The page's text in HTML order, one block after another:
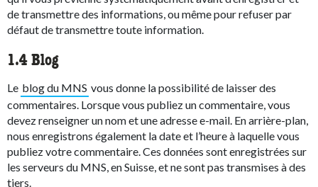
de transmettre des informations, ou même pour refuser par
défaut de transmettre toute information.
1.4 Blog
Le blog du MNS vous donne la possibilité de laisser des
commentaires. Lorsque vous publiez un commentaire, vous
devez renseigner un nom et une adresse e-mail. En arrière-plan,
nous enregistrons également la date et l’heure à laquelle vous
publiez votre commentaire. Ces données sont enregistrées sur
les serveurs du MNS, en Suisse, et ne sont pas transmises à des
tiers.